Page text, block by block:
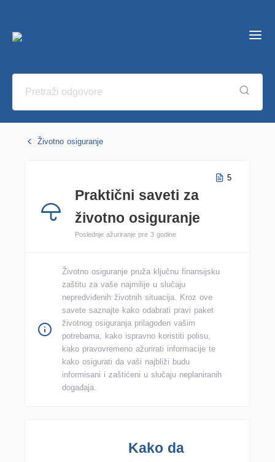
Životno osiguranje
5
Praktični saveti za
životno osiguranje
Poslednje ažuriranje pre 3 godine
Životno osiguranje pruža ključnu finansijsku
zaštitu za vaše najmilije u slučaju
nepredviđenih životnih situacija. Kroz ove
savete saznajte kako odabrati pravi paket
životnog osiguranja prilagođen vašim
potrebama, kako ispravno koristiti polisu,
kako pravovremeno ažurirati informacije te
kako osigurati da vaši najbliži budu
informisani i zaštićeni u slučaju neplaniranih
događaja.
Kako da